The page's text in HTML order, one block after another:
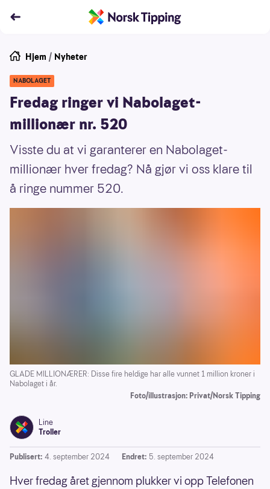
Hjem / Nyheter
NABOLAGET
Fredag ringer vi Nabolaget-
millionær nr. 520
Visste du at vi garanterer en Nabolaget-
millionær hver fredag? Nå gjør vi oss klare til
å ringe nummer 520.
GLADE MILLIONÆRER: Disse fire heldige har alle vunnet 1 million kroner i
Nabolaget i år.
Foto/illustrasjon: Privat/Norsk Tipping
Line
Troller
Publisert: 4. september 2024 Endret: 5. september 2024
Hver fredag året gjennom plukker vi opp Telefonen